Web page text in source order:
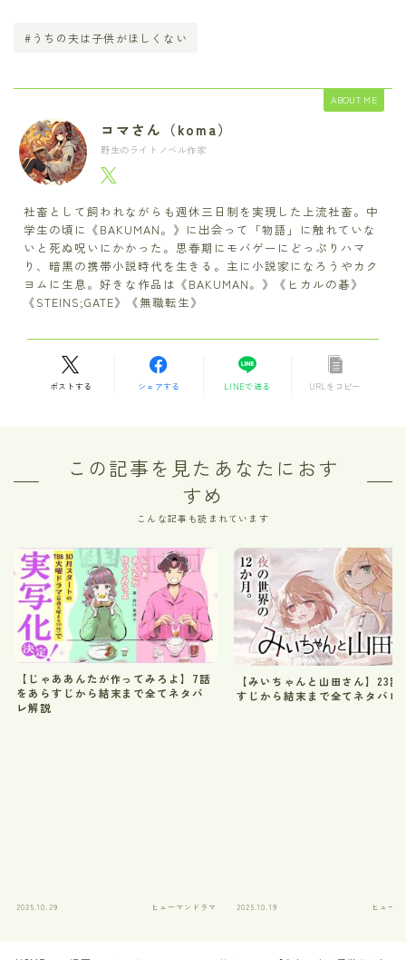
#うちの夫は子供がほしくない
ABOUT ME
コマさん（koma）
野生のライトノベル作家
社畜として飼われながらも週休三日制を実現した上流社畜。中
学生の頃に《BAKUMAN。》に出会って「物語」に触れていな
いと死ぬ呪いにかかった。思春期にモバゲーにどっぷりハマ
り、暗黒の携帯小説時代を生きる。主に小説家になろうやカク
ヨムに生息。好きな作品は《BAKUMAN。》《ヒカルの碁》
《STEINS;GATE》《無職転生》
ポストする シェアする LINEで送る URLをコピー
この記事を見たあなたにおす
すめ
こんな記事も読まれています
【じゃああんたが作ってみろよ】7話
をあらすじから結末まで全てネタバ
レ解説
2025.10.29 ヒューマンドラマ
【みいちゃんと山田さん】23話
すじから結末まで全てネタバレ
2025.10.19 ヒュー